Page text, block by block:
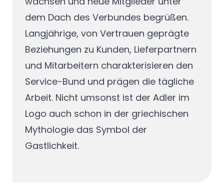
dem Dach des Verbundes begrüßen.
Langjährige, von Vertrauen geprägte
Beziehungen zu Kunden, Lieferpartnern
und Mitarbeitern charakterisieren den
Service-Bund und prägen die tägliche
Arbeit. Nicht umsonst ist der Adler im
Logo auch schon in der griechischen
Mythologie das Symbol der
Gastlichkeit.